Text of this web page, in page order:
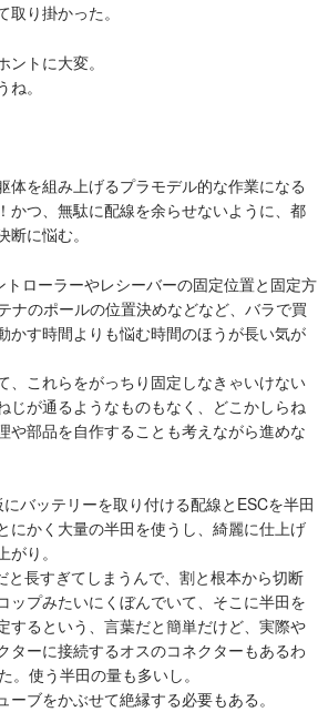
り掛かった。
トに大変。
。
体を組み上げるプラモデル的な作業になる
かつ、無駄に配線を余らせないように、都
に悩む。
ローラーやレシーバーの固定位置と固定方
ナのポールの位置決めなどなど、バラで買
かす時間よりも悩む時間のほうが長い気が
、これらをがっちり固定しなきゃいけない
じが通るようなものもなく、どこかしらね
や部品を自作することも考えながら進めな
バッテリーを取り付ける配線とESCを半田
にかく大量の半田を使うし、綺麗に仕上げ
り。
長すぎてしまうんで、割と根本から切断
ップみたいにくぼんでいて、そこに半田を
するという、言葉だと簡単だけど、実際や
ターに接続するオスのコネクターもあるわ
使う半田の量も多いし。
ブをかぶせて絶縁する必要もある。